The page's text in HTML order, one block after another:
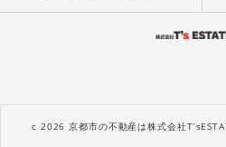
c 2026 京都市の不動産は株式会社